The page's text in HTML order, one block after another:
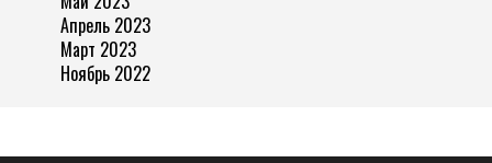
Апрель 2023
Март 2023
Ноябрь 2022